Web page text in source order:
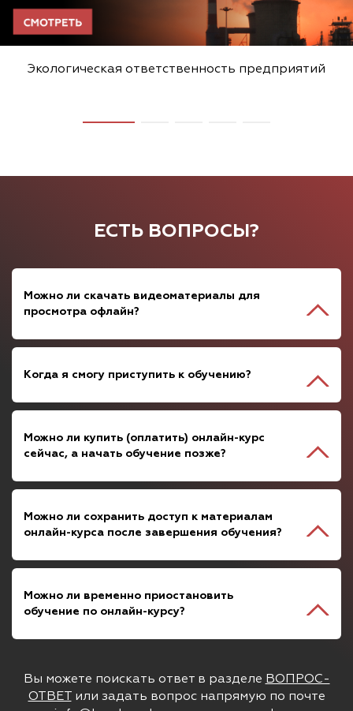
Экологическая ответственность предприятий
ЕСТЬ ВОПРОСЫ?
Можно ли скачать видеоматериалы для
просмотра офлайн?
Когда я смогу приступить к обучению?
Можно ли купить (оплатить) онлайн-курс
сейчас, а начать обучение позже?
Можно ли сохранить доступ к материалам
онлайн-курса после завершения обучения?
Можно ли временно приостановить
обучение по онлайн-курсу?
Вы можете поискать ответ в разделе ВОПРОС-
ОТВЕТ
или задать вопрос напрямую по почте